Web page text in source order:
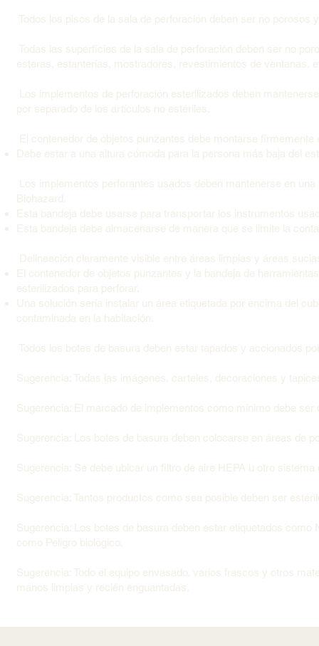
Todos los pisos de la sala de perforación deben ser no porosos
Todas las superficies de la sala de perforación deben ser no
esteras, estanterías, mostradores, revestimientos de ventanas,
Los implementos de perforación esterilizados deben
por separado de los artículos no estériles.
El contenedor de objetos punzantes debe montarse
Debe estar a una altura cómoda para la persona más baja del
Los implementos perforantes usados deben mantenerse en
Biohazard.
Esta bandeja debe usarse para transportar los instrumentos
Esta bandeja debe almacenarse de manera que se limite la
Delineación claramente visible entre áreas limpias y áreas
El contenedor de objetos punzantes y la bandeja de
esterilizados para perforar.
Una solución sería instalar un área etiquetada por encima del
contaminada en la habitación.
Todos los botes de basura deben estar tapados y accionados
Sugerencia: Todas las imágenes, carteles, decoraciones y
Sugerencia: El marcado de implementos como mínimo debe ser
Sugerencia: Los botes de basura deben colocarse en áreas de
Sugerencia: Se debe ubicar un filtro de aire HEPA u otro
Sugerencia: Tantos productos como sea posible deben ser
Sugerencia: Los botes de basura deben estar etiquetados
como Peligro biológico.
Sugerencia: Todo el equipo envasado, varios frascos y otros
manos limpias y recién enguantadas.